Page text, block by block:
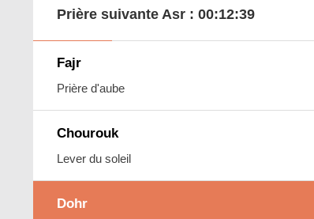
Prière suivante Asr : 00:12:38
Fajr
Prière d'aube
Chourouk
Lever du soleil
Dohr